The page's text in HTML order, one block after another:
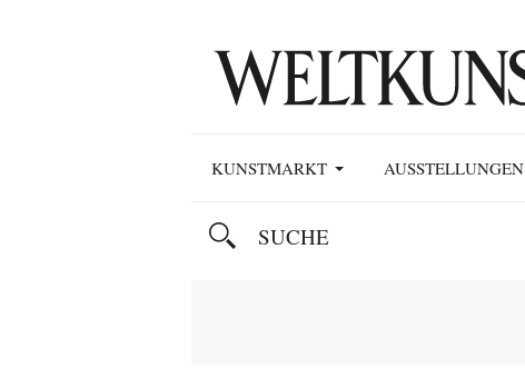
KUNSTMARKT AUSSTELLUNGEN